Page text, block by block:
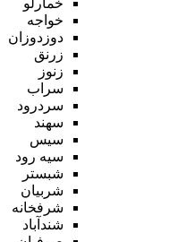
خواجه
دوزدوزان
زرنق
زنوز
سراب
سردرود
سهند
سیس
سیه رود
شبستر
شربیان
شرفخانه
شندآباد